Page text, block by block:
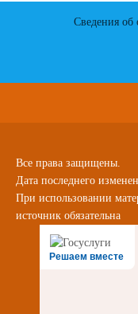
Сведения об
Все права защищены.
Дата последнего
При использовании
источник обязательна
Решаем вместе